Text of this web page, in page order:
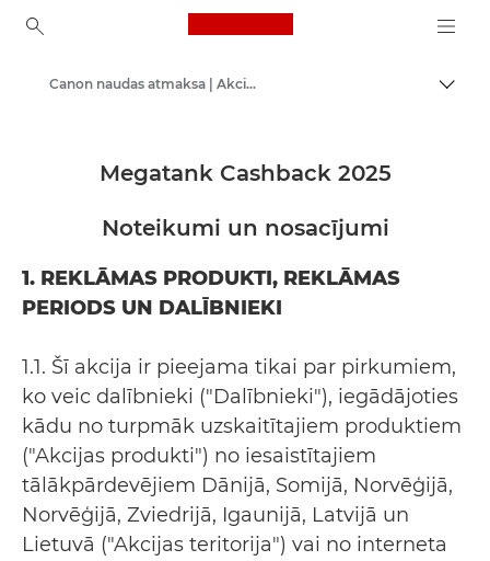
Canon Logo, back to
Canon naudas atmaksa | Akcijas | Piedāvājumi
Megatank Cashback 2025
Noteikumi un nosacījumi
1. REKLĀMAS PRODUKTI, REKLĀMAS
PERIODS UN DALĪBNIEKI
1.1. Šī akcija ir pieejama tikai par pirkumiem,
ko veic dalībnieki ("Dalībnieki"), iegādājoties
kādu no turpmāk uzskaitītajiem produktiem
("Akcijas produkti") no iesaistītajiem
tālākpārdevējiem Dānijā, Somijā, Norvēģijā,
Norvēģijā, Zviedrijā, Igaunijā, Latvijā un
Lietuvā ("Akcijas teritorija") vai no interneta